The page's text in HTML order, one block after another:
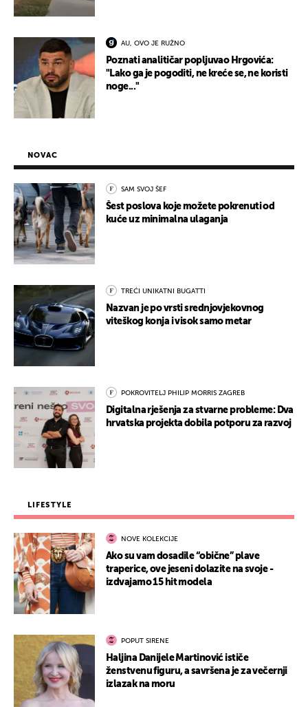
AU, OVO JE RUŽNO
Poznati analitičar popljuvao Hrgovića:
"Lako ga je pogoditi, ne kreće se, ne koristi
noge..."
NOVAC
SAM SVOJ ŠEF
Šest poslova koje možete pokrenuti od
kuće uz minimalna ulaganja
TREĆI UNIKATNI BUGATTI
Nazvan je po vrsti srednjovjekovnog
viteškog konja i visok samo metar
POKROVITELJ PHILIP MORRIS ZAGREB
Digitalna rješenja za stvarne probleme: Dva
hrvatska projekta dobila potporu za razvoj
LIFESTYLE
NOVE KOLEKCIJE
Ako su vam dosadile “obične” plave
traperice, ove jeseni dolazite na svoje -
izdvajamo 15 hit modela
POPUT SIRENE
Haljina Danijele Martinović ističe
ženstvenu figuru, a savršena je za večernji
izlazak na moru